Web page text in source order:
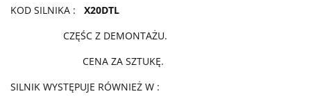
KOD SILNIKA : X20DTL
CZĘŚC Z DEMONTAŻU.
CENA ZA SZTUKĘ.
SILNIK WYSTĘPUJE RÓWNIEŻ W :